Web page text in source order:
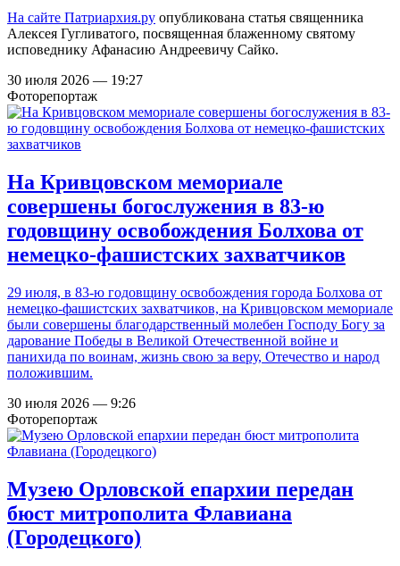
На сайте Патриархия.ру опубликована статья священника
Алексея Гугливатого, посвященная блаженному святому
исповеднику Афанасию Андреевичу Сайко.
30 июля 2026 — 19:27
Фоторепортаж
На Кривцовском мемориале
совершены богослужения в 83-ю
годовщину освобождения Болхова от
немецко-фашистских захватчиков
29 июля, в 83-ю годовщину освобождения города Болхова от
немецко-фашистских захватчиков, на Кривцовском мемориале
были совершены благодарственный молебен Господу Богу за
дарование Победы в Великой Отечественной войне и
панихида по воинам, жизнь свою за веру, Отечество и народ
положившим.
30 июля 2026 — 9:26
Фоторепортаж
Музею Орловской епархии передан
бюст митрополита Флавиана
(Городецкого)